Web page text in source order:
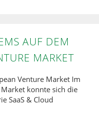
AUF DEM
MARKET
Venture Market Im
konnte sich die
SaaS & Cloud